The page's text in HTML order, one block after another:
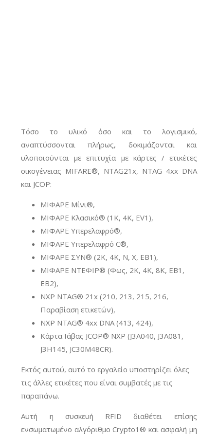
Τόσο το υλικό όσο και το λογισμικό,
αναπτύσσονται πλήρως, δοκιμάζονται και
υλοποιούνται με επιτυχία με κάρτες / ετικέτες
οικογένειας MIFARE®, NTAG21x, NTAG 4xx DNA
και JCOP:
ΜΙΦΑΡΕ Μίνι®,
ΜΙΦΑΡΕ Κλασικό® (1K, 4K, EV1),
ΜΙΦΑΡΕ Υπερελαφρό®,
ΜΙΦΑΡΕ Υπερελαφρό C®,
ΜΙΦΑΡΕ ΣΥΝ® (2Κ, 4Κ, Ν, Χ, ΕΒ1),
ΜΙΦΑΡΕ ΝΤΕΦΙΡ® (Φως, 2Κ, 4Κ, 8Κ, ΕΒ1,
ΕΒ2),
NXP NTAG® 21x (210, 213, 215, 216,
Παραβίαση ετικετών),
NXP NTAG® 4xx DNA (413, 424),
Κάρτα Ιάβας JCOP® NXP (J3A040, J3A081,
J3H145, JC30M48CR).
Εκτός αυτού, αυτό το εργαλείο υποστηρίζει όλες
τις άλλες ετικέτες που είναι συμβατές με τις
παραπάνω.
Αυτή η συσκευή RFID διαθέτει επίσης
ενσωματωμένο αλγόριθμο Crypto1® και ασφαλή μη